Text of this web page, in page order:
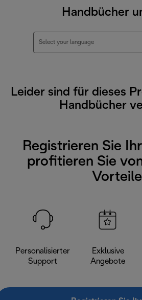
Handbücher
Select your language
Leider sind für dieses
Handbücher
Registrieren Sie
profitieren Sie
Personalisierter
Support
Exklusive
Angebote